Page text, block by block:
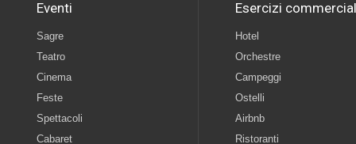
Eventi
Sagre
Teatro
Cinema
Feste
Spettacoli
Cabaret
Esercizi
Hotel
Orchestre
Campeggi
Ostelli
Airbnb
Ristoranti